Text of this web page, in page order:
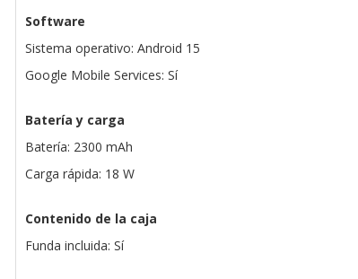
Software
Sistema operativo: Android 15
Google Mobile Services: Sí
Batería y carga
Batería: 2300 mAh
Carga rápida: 18 W
Contenido de la caja
Funda incluida: Sí